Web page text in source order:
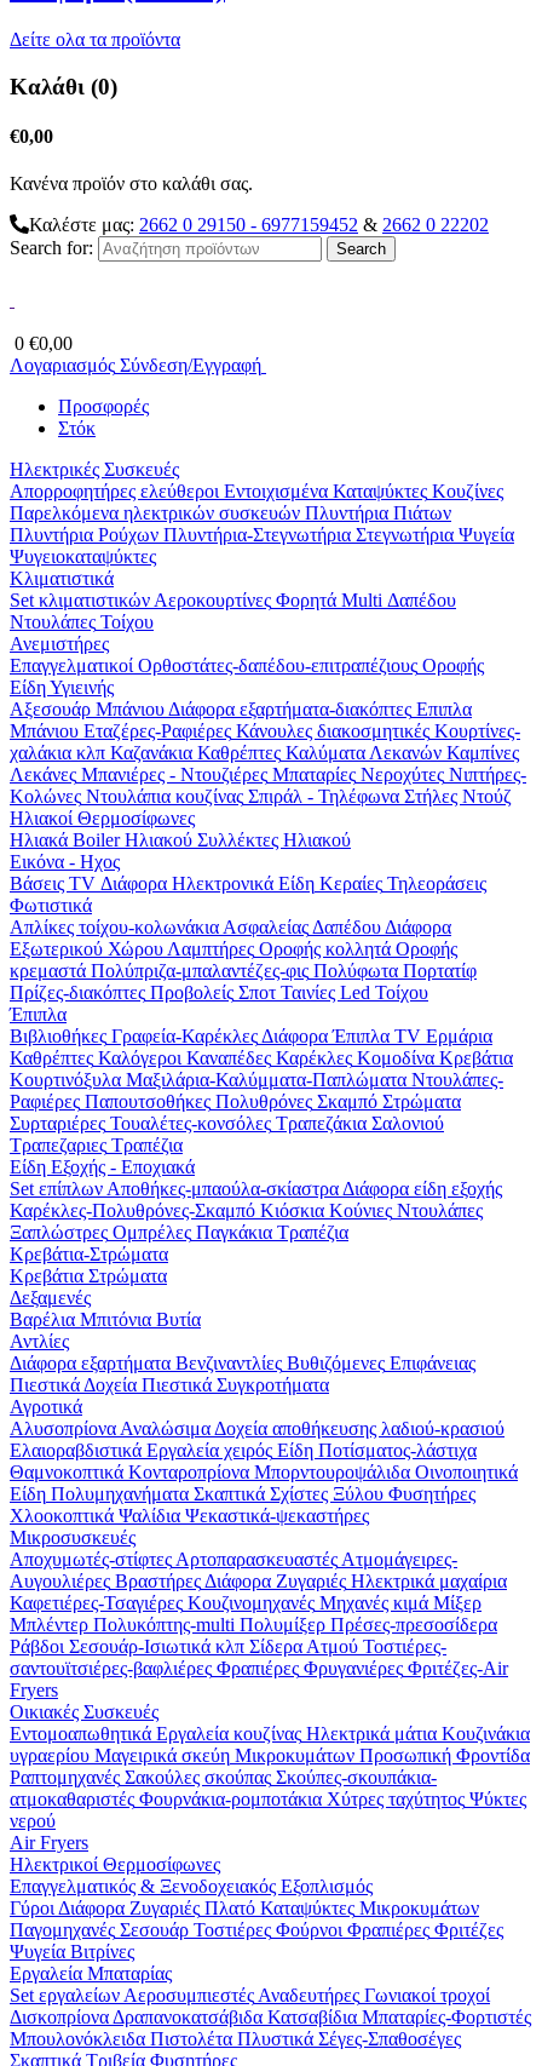
Δείτε ολα τα προϊόντα
Καλάθι (0)
€0,00
Κανένα προϊόν στο καλάθι σας.
Καλέστε μας: 2662 0 29150 - 6977159452 & 2662 0 22202
Search for:
0 €0,00
Λογαριασμός Σύνδεση/Εγγραφή
Προσφορές
Στόκ
Ηλεκτρικές Συσκευές
Απορροφητήρες ελεύθεροι Εντοιχισμένα Καταψύκτες Κουζίνες
Παρελκόμενα ηλεκτρικών συσκευών Πλυντήρια Πιάτων
Πλυντήρια Ρούχων Πλυντήρια-Στεγνωτήρια Στεγνωτήρια Ψυγεία
Ψυγειοκαταψύκτες
Κλιματιστικά
Set κλιματιστικών Αεροκουρτίνες Φορητά Multi Δαπέδου
Ντουλάπες Τοίχου
Ανεμιστήρες
Επαγγελματικοί Ορθοστάτες-δαπέδου-επιτραπέζιους Οροφής
Είδη Υγιεινής
Αξεσουάρ Μπάνιου Διάφορα εξαρτήματα-διακόπτες Επιπλα
Μπάνιου Εταζέρες-Ραφιέρες Κάνουλες διακοσμητικές Κουρτίνες-
χαλάκια κλπ Καζανάκια Καθρέπτες Καλύματα Λεκανών Καμπίνες
Λεκάνες Μπανιέρες - Ντουζιέρες Μπαταρίες Νεροχύτες Νιπτήρες-
Κολώνες Ντουλάπια κουζίνας Σπιράλ - Τηλέφωνα Στήλες Ντούζ
Ηλιακοί Θερμοσίφωνες
Ηλιακά Boiler Ηλιακού Συλλέκτες Ηλιακού
Εικόνα - Ηχος
Βάσεις TV Διάφορα Ηλεκτρονικά Είδη Κεραίες Τηλεοράσεις
Φωτιστικά
Απλίκες τοίχου-κολωνάκια Ασφαλείας Δαπέδου Διάφορα
Εξωτερικού Χώρου Λαμπτήρες Οροφής κολλητά Οροφής
κρεμαστά Πολύπριζα-μπαλαντέζες-φις Πολύφωτα Πορτατίφ
Πρίζες-διακόπτες Προβολείς Σποτ Ταινίες Led Τοίχου
Έπιπλα
Βιβλιοθήκες Γραφεία-Καρέκλες Διάφορα Έπιπλα TV Ερμάρια
Καθρέπτες Καλόγεροι Καναπέδες Καρέκλες Κομοδίνα Κρεβάτια
Κουρτινόξυλα Μαξιλάρια-Καλύμματα-Παπλώματα Ντουλάπες-
Ραφιέρες Παπουτσοθήκες Πολυθρόνες Σκαμπό Στρώματα
Συρταριέρες Τουαλέτες-κονσόλες Τραπεζάκια Σαλονιού
Τραπεζαριες Τραπέζια
Είδη Εξοχής - Εποχιακά
Set επίπλων Αποθήκες-μπαούλα-σκίαστρα Διάφορα είδη εξοχής
Καρέκλες-Πολυθρόνες-Σκαμπό Κιόσκια Κούνιες Ντουλάπες
Ξαπλώστρες Ομπρέλες Παγκάκια Τραπέζια
Κρεβάτια-Στρώματα
Κρεβάτια Στρώματα
Δεξαμενές
Βαρέλια Μπιτόνια Βυτία
Αντλίες
Διάφορα εξαρτήματα Βενζιναντλίες Βυθιζόμενες Επιφάνειας
Πιεστικά Δοχεία Πιεστικά Συγκροτήματα
Αγροτικά
Αλυσοπρίονα Αναλώσιμα Δοχεία αποθήκευσης λαδιού-κρασιού
Ελαιοραβδιστικά Εργαλεία χειρός Είδη Ποτίσματος-λάστιχα
Θαμνοκοπτικά Κονταροπρίονα Μπορντουροψάλιδα Οινοποιητικά
Είδη Πολυμηχανήματα Σκαπτικά Σχίστες Ξύλου Φυσητήρες
Χλοοκοπτικά Ψαλίδια Ψεκαστικά-ψεκαστήρες
Μικροσυσκευές
Αποχυμωτές-στίφτες Αρτοπαρασκευαστές Ατμομάγειρες-
Αυγουλιέρες Βραστήρες Διάφορα Ζυγαριές Ηλεκτρικά μαχαίρια
Καφετιέρες-Τσαγιέρες Κουζινομηχανές Μηχανές κιμά Μίξερ
Μπλέντερ Πολυκόπτης-multi Πολυμίξερ Πρέσες-πρεσοσίδερα
Ράβδοι Σεσουάρ-Ισιωτικά κλπ Σίδερα Ατμού Τοστιέρες-
σαντουϊτσιέρες-βαφλιέρες Φραπιέρες Φρυγανιέρες Φριτέζες-Air
Fryers
Οικιακές Συσκευές
Εντομοαπωθητικά Εργαλεία κουζίνας Ηλεκτρικά μάτια Κουζινάκια
υγραερίου Μαγειρικά σκεύη Μικροκυμάτων Προσωπική Φροντίδα
Ραπτομηχανές Σακούλες σκούπας Σκούπες-σκουπάκια-
ατμοκαθαριστές Φουρνάκια-ρομποτάκια Χύτρες ταχύτητος Ψύκτες
νερού
Air Fryers
Ηλεκτρικοί Θερμοσίφωνες
Επαγγελματικός & Ξενοδοχειακός Εξοπλισμός
Γύροι Διάφορα Ζυγαριές Πλατό Καταψύκτες Μικροκυμάτων
Παγομηχανές Σεσουάρ Τοστιέρες Φούρνοι Φραπιέρες Φριτέζες
Ψυγεία Βιτρίνες
Εργαλεία Μπαταρίας
Set εργαλείων Αεροσυμπιεστές Αναδευτήρες Γωνιακοί τροχοί
Δισκοπρίονα Δραπανοκατσάβιδα Κατσαβίδια Μπαταρίες-Φορτιστές
Μπουλονόκλειδα Πιστολέτα Πλυστικά Σέγες-Σπαθοσέγες
Σκαπτικά Τριβεία Φυσητήρες